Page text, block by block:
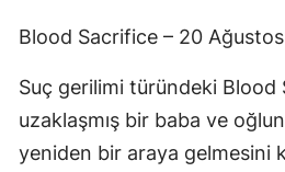
Blood Sacrifice – 20
Suç gerilimi türündeki
uzaklaşmış bir baba ve
yeniden bir araya gelmesini